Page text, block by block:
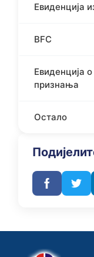
Евиденција
BFC
Евиденција
признања
Остало